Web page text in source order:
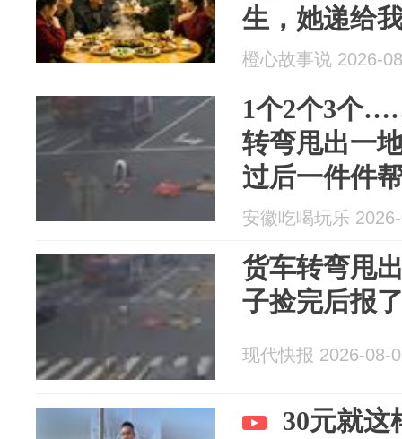
生，她递给
看了一眼当
橙心故事说 2026-
1个2个3个
转弯甩出一
过后一件件
安徽吃喝玩乐
货车转弯甩
子捡完后报
现代快报 2026-08-
30元就这